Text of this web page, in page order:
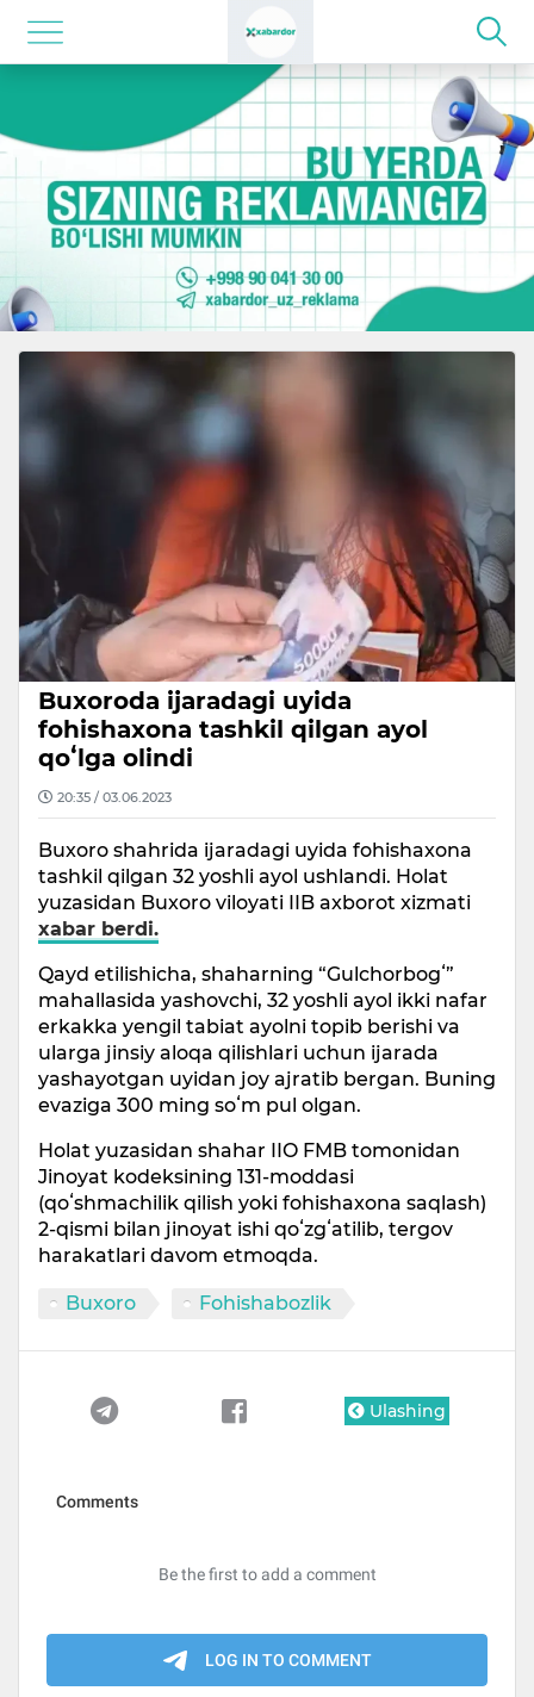
Buxoroda ijaradagi uyida
fohishaxona tashkil qilgan ayol
qoʻlga olindi
20:35 / 03.06.2023
Buxoro shahrida ijaradagi uyida fohishaxona
tashkil qilgan 32 yoshli ayol ushlandi. Holat
yuzasidan Buxoro viloyati IIB axborot xizmati
xabar berdi.
Qayd etilishicha, shaharning “Gulchorbogʻ”
mahallasida yashovchi, 32 yoshli ayol ikki nafar
erkakka yengil tabiat ayolni topib berishi va
ularga jinsiy aloqa qilishlari uchun ijarada
yashayotgan uyidan joy ajratib bergan. Buning
evaziga 300 ming soʻm pul olgan.
Holat yuzasidan shahar IIO FMB tomonidan
Jinoyat kodeksining 131-moddasi
(qoʻshmachilik qilish yoki fohishaxona saqlash)
2-qismi bilan jinoyat ishi qoʻzgʻatilib, tergov
harakatlari davom etmoqda.
Buxoro Fohishabozlik
Ulashing